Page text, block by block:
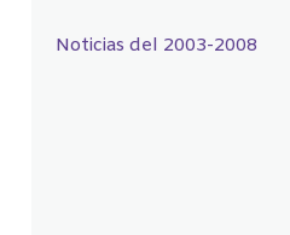
Noticias del 2003-2008